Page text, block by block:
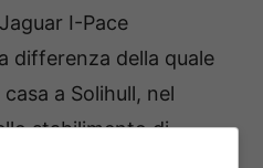
I-Pace
differenza della quale
a Solihull, nel
stabilimento di